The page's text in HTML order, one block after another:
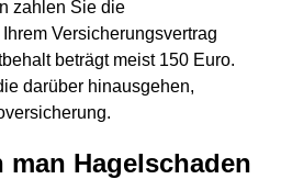
zahlen Sie die
Versicherungsvertrag
beträgt meist 150 Euro.
darüber hinausgehen,
man Hagelschaden